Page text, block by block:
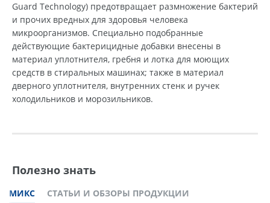
Guard Technology) предотвращает размножение бактерий
и прочих вредных для здоровья человека
микроорганизмов. Специально подобранные
действующие бактерицидные добавки внесены в
материал уплотнителя, гребня и лотка для моющих
средств в стиральных машинах; также в материал
дверного уплотнителя, внутренних стенк и ручек
холодильников и морозильников.
Полезно знать
МИКС СТАТЬИ И ОБЗОРЫ ПРОДУКЦИИ